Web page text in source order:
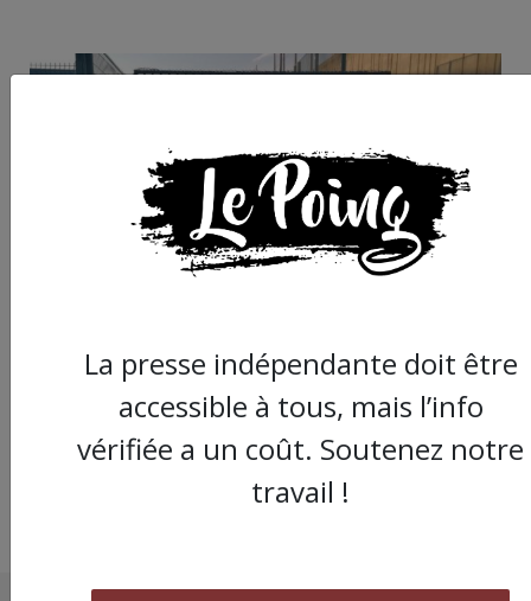
Délibéré du procès
prison de Nîmes ce
mercredi 28 octobre
La presse indépendante doit être
accessible à tous, mais l’info
vérifiée a un coût. Soutenez notre
travail !